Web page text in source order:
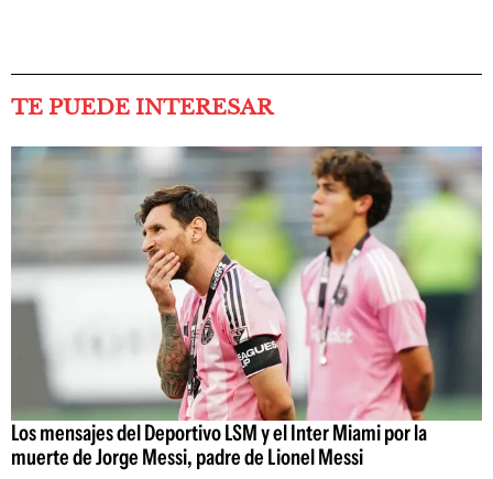
TE PUEDE INTERESAR
Los mensajes del Deportivo LSM y el Inter Miami por la
muerte de Jorge Messi, padre de Lionel Messi